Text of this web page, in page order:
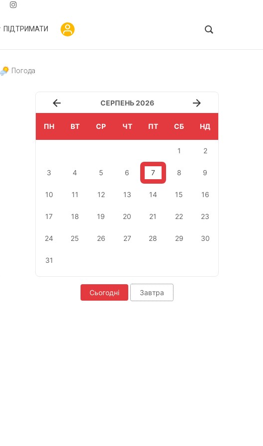
ПІДТРИМАТИ
Погода
СЕРПЕНЬ 2026
ПН ВТ СР ЧТ ПТ СБ НД
1 2
3 4 5 6 7 8 9
10 11 12 13 14 15 16
17 18 19 20 21 22 23
24 25 26 27 28 29 30
31
Сьогодні Завтра